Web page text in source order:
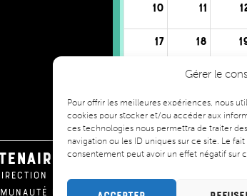
Gérer le
Pour offrir les meilleures expériences, nous
cookies pour stocker et/ou accéder aux
ces technologies nous permettra de traiter
navigation ou les ID uniques sur ce site. Le
consentement peut avoir un effet négatif sur
10 11
17 18
25
31 1
régionale jeunesse et sport
urbaine du Grand Nancy